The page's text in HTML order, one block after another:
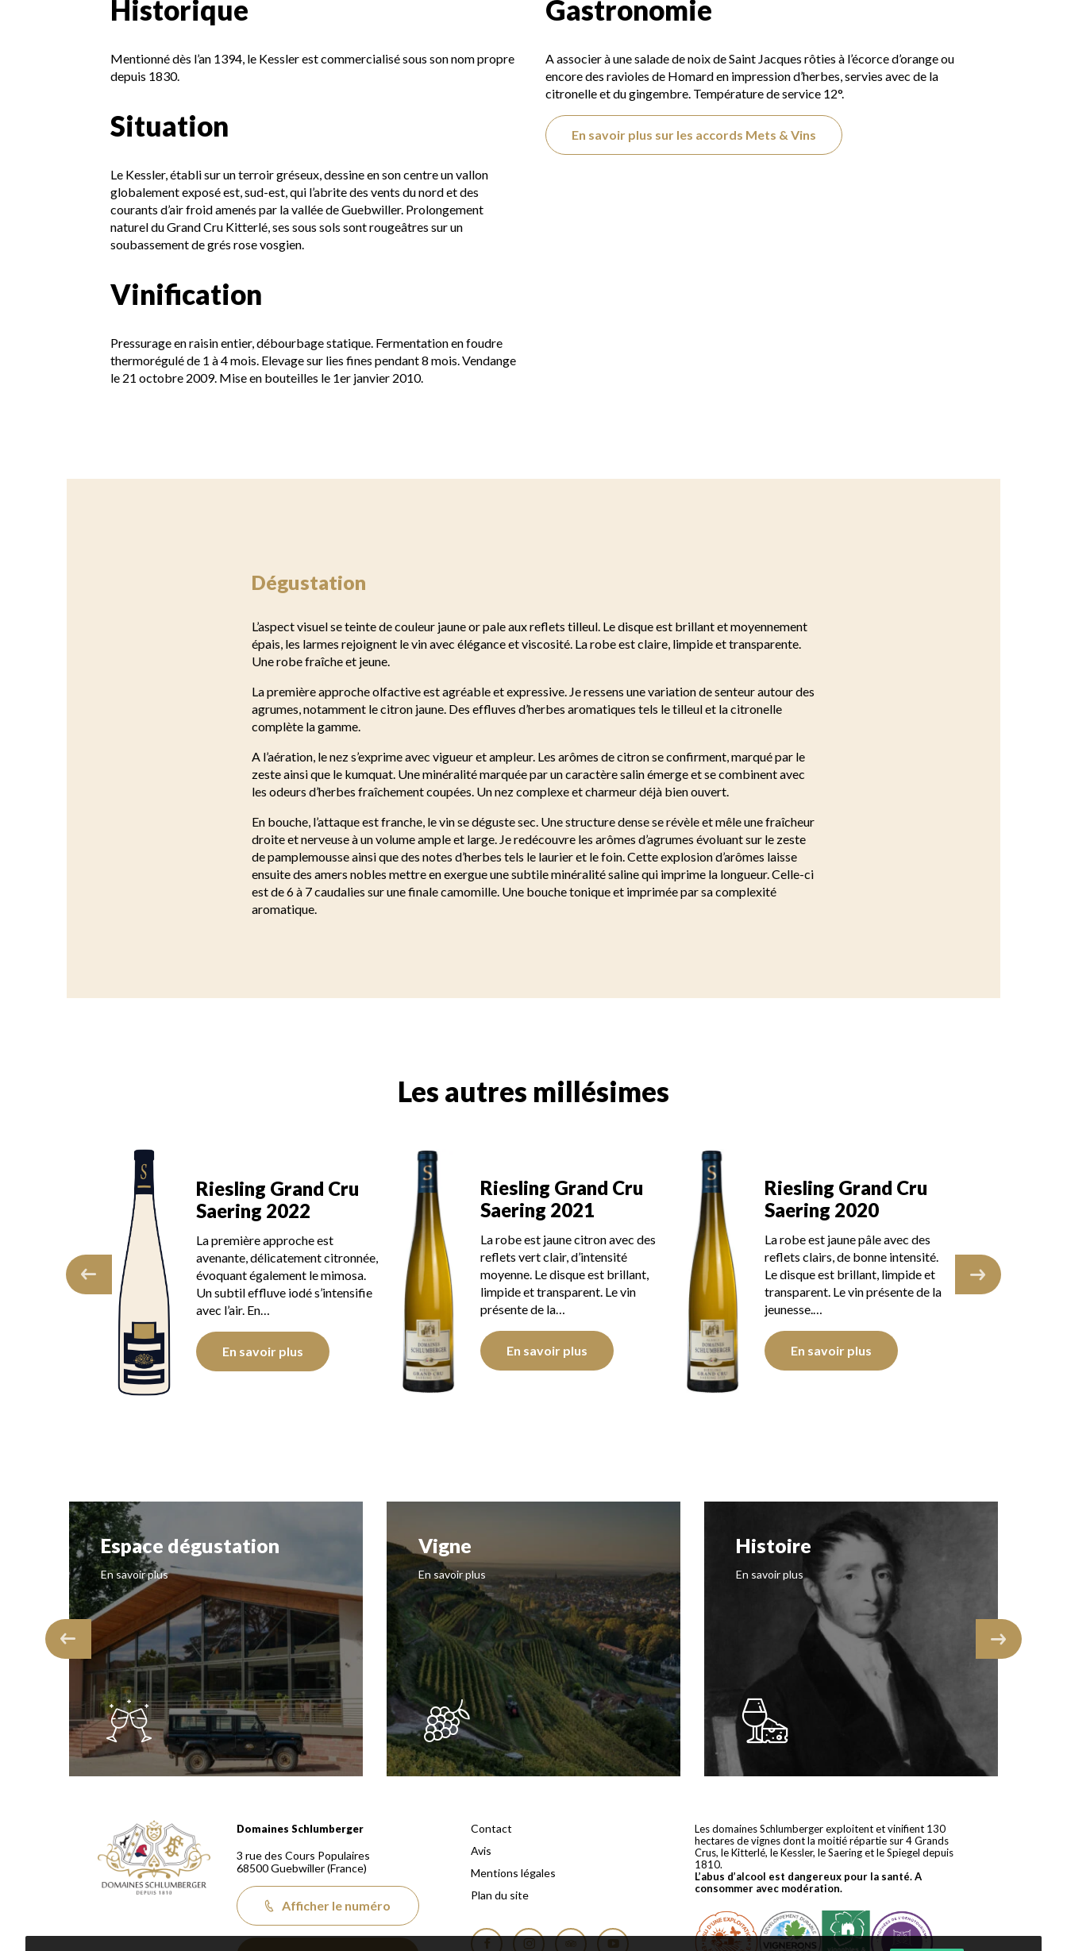
Historique
Mentionné dès l’an 1394, le Kessler est commercialisé sous son nom propre
depuis 1830.
Situation
Le Kessler, établi sur un terroir gréseux, dessine en son centre un vallon
globalement exposé est, sud-est, qui l’abrite des vents du nord et des
courants d’air froid amenés par la vallée de Guebwiller. Prolongement
naturel du Grand Cru Kitterlé, ses sous sols sont rougeâtres sur un
soubassement de grés rose vosgien.
Vinification
Pressurage en raisin entier, débourbage statique. Fermentation en foudre
thermorégulé de 1 à 4 mois. Elevage sur lies fines pendant 8 mois. Vendange
le 21 octobre 2009. Mise en bouteilles le 1er janvier 2010.
Gastronomie
A associer à une salade de noix de Saint Jacques rôties à l’écorce d’orange ou
encore des ravioles de Homard en impression d’herbes, servies avec de la
citronelle et du gingembre. Température de service 12°.
En savoir plus sur les accords Mets & Vins
Dégustation
L’aspect visuel se teinte de couleur jaune or pale aux reflets tilleul. Le disque est brillant et moyennement
épais, les larmes rejoignent le vin avec élégance et viscosité. La robe est claire, limpide et transparente.
Une robe fraîche et jeune.
La première approche olfactive est agréable et expressive. Je ressens une variation de senteur autour des
agrumes, notamment le citron jaune. Des effluves d’herbes aromatiques tels le tilleul et la citronelle
complète la gamme.
A l’aération, le nez s’exprime avec vigueur et ampleur. Les arômes de citron se confirment, marqué par le
zeste ainsi que le kumquat. Une minéralité marquée par un caractère salin émerge et se combinent avec
les odeurs d’herbes fraîchement coupées. Un nez complexe et charmeur déjà bien ouvert.
En bouche, l’attaque est franche, le vin se déguste sec. Une structure dense se révèle et mêle une fraîcheur
droite et nerveuse à un volume ample et large. Je redécouvre les arômes d’agrumes évoluant sur le zeste
de pamplemousse ainsi que des notes d’herbes tels le laurier et le foin. Cette explosion d’arômes laisse
ensuite des amers nobles mettre en exergue une subtile minéralité saline qui imprime la longueur. Celle-ci
est de 6 à 7 caudalies sur une finale camomille. Une bouche tonique et imprimée par sa complexité
aromatique.
Les autres millésimes
rafraichissant
rappelant le
Riesling Grand Cru
Saering 2022
La première approche est
avenante, délicatement citronnée,
évoquant également le mimosa.
Un subtil effluve iodé s’intensifie
avec l’air. En…
En savoir plus
Riesling Grand Cru
Saering 2021
La robe est jaune citron avec des
reflets vert clair, d’intensité
moyenne. Le disque est brillant,
limpide et transparent. Le vin
présente de la…
En savoir plus
Riesling Grand Cru
Saering 2020
La robe est jaune pâle avec des
reflets clairs, de bonne intensité.
Le disque est brillant, limpide et
transparent. Le vin présente de la
jeunesse.…
En savoir plus
Espace dégustation
En savoir plus
Vigne
En savoir plus
Histoire
En savoir plus
Domaines Schlumberger Vignerons 100% récoltants depuis 1810
Domaines Schlumberger
3 rue des Cours Populaires
68500Guebwiller(France)
Afficher le numéro
Contact
Avis
Mentions légales
Plan du site
Les domaines Schlumberger exploitent et vinifient 130
hectares de vignes dont la moitié répartie sur 4 Grands
Crus, le Kitterlé, le Kessler, le Saering et le Spiegel depuis
1810.
L’abus d’alcool est dangereux pour la santé. A
consommer avec modération.